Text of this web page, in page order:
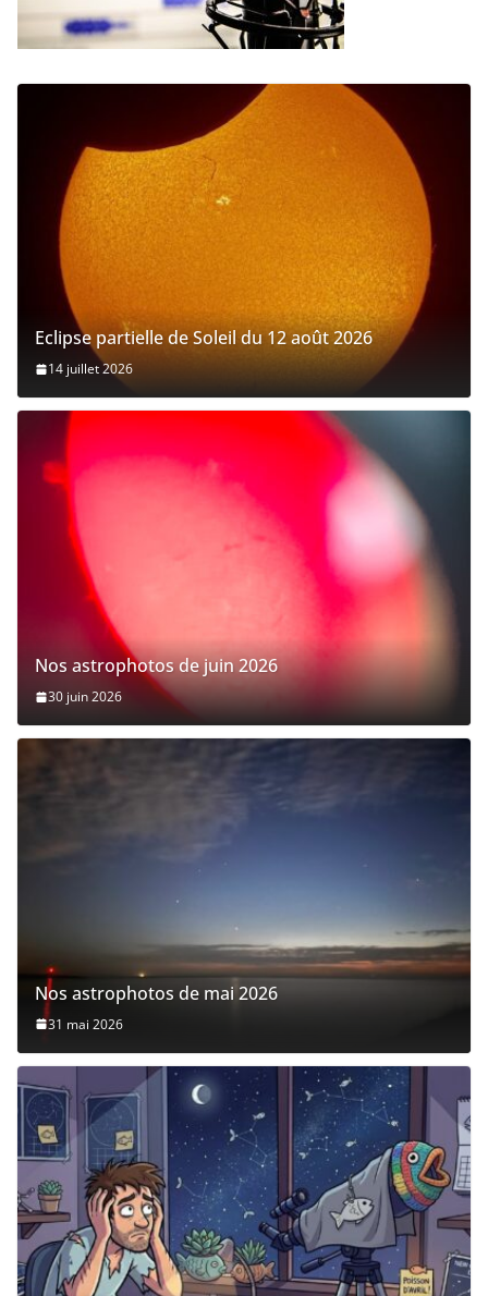
Eclipse partielle de Soleil du 12 août 2026
14 juillet 2026
Nos astrophotos de juin 2026
30 juin 2026
Nos astrophotos de mai 2026
31 mai 2026